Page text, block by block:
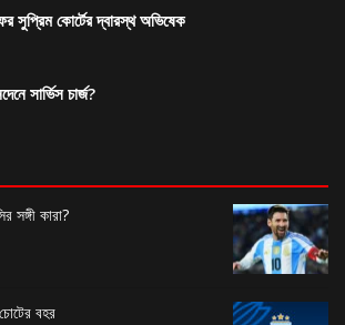
সুপ্রিম কোর্টের দ্বারস্থ অভিষেক
সার্ভিস চার্জ?
সঙ্গী কারা?
চোটের বহর